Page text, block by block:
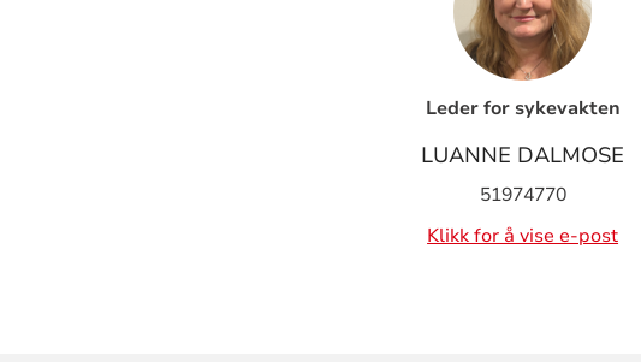
Leder for sykevakten
LUANNE DALMOSE
51974770
Klikk for å vise e-post